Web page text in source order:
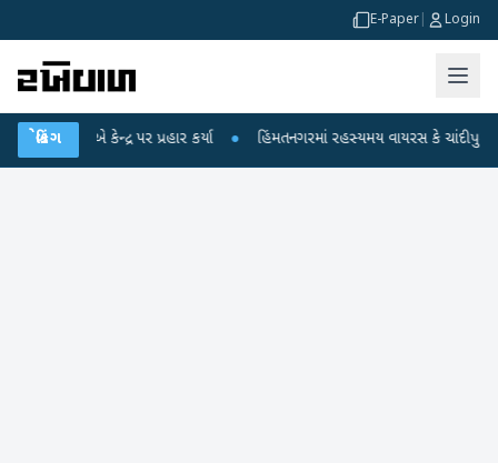
E-Paper Login
બ્રેકિંગ
કેન્દ્ર પર પ્રહાર કર્યા ● હિંમતનગરમાં રહસ્યમય વાયરસ કે ચાંદીપુરા? 6 બાળકોના